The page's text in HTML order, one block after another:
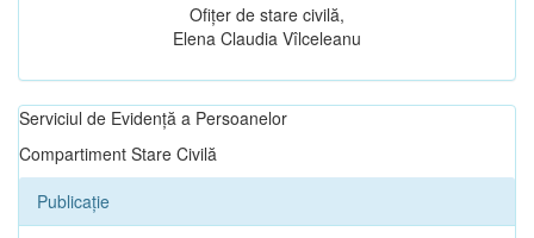
Ofițer de stare civilă,
Elena Claudia Vîlceleanu
Serviciul de Evidență a Persoanelor
Compartiment Stare Civilă
Publicație